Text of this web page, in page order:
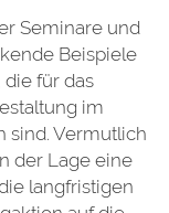
Seminare und
Beispiele
für das
im
sind. Vermutlich
der Lage eine
langfristigen